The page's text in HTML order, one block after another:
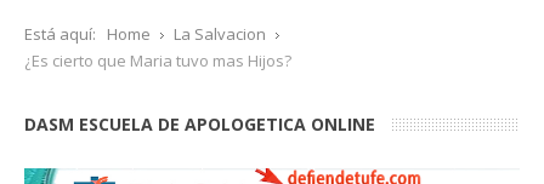
Está aquí: Home
La Salvacion
¿Es cierto que Maria tuvo mas Hijos?
DASM ESCUELA DE APOLOGETICA ONLINE